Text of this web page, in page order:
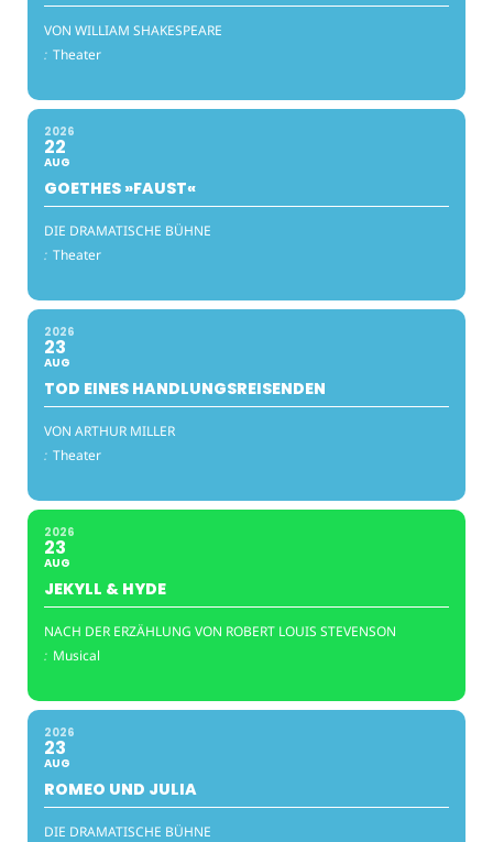
VON WILLIAM SHAKESPEARE
: Theater
2026
22
AUG
GOETHES »FAUST«
DIE DRAMATISCHE BÜHNE
: Theater
2026
23
AUG
TOD EINES HANDLUNGSREISENDEN
VON ARTHUR MILLER
: Theater
2026
23
AUG
JEKYLL & HYDE
NACH DER ERZÄHLUNG VON ROBERT LOUIS STEVENSON
: Musical
2026
23
AUG
ROMEO UND JULIA
DIE DRAMATISCHE BÜHNE